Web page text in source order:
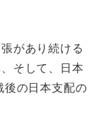
があり続ける
そして、日本
の日本支配の